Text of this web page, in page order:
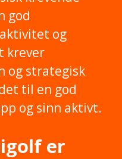
god
og
krever
og strategisk
til en god
og sinn aktivt.
er